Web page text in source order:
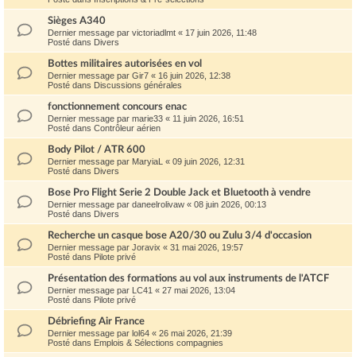
Sièges A340
Dernier message par victoriadlmt « 17 juin 2026, 11:48
Posté dans Divers
Bottes militaires autorisées en vol
Dernier message par Gir7 « 16 juin 2026, 12:38
Posté dans Discussions générales
fonctionnement concours enac
Dernier message par marie33 « 11 juin 2026, 16:51
Posté dans Contrôleur aérien
Body Pilot / ATR 600
Dernier message par MaryiaL « 09 juin 2026, 12:31
Posté dans Divers
Bose Pro Flight Serie 2 Double Jack et Bluetooth à vendre
Dernier message par daneelrolivaw « 08 juin 2026, 00:13
Posté dans Divers
Recherche un casque bose A20/30 ou Zulu 3/4 d'occasion
Dernier message par Joravix « 31 mai 2026, 19:57
Posté dans Pilote privé
Présentation des formations au vol aux instruments de l'ATCF
Dernier message par LC41 « 27 mai 2026, 13:04
Posté dans Pilote privé
Débriefing Air France
Dernier message par lol64 « 26 mai 2026, 21:39
Posté dans Emplois & Sélections compagnies